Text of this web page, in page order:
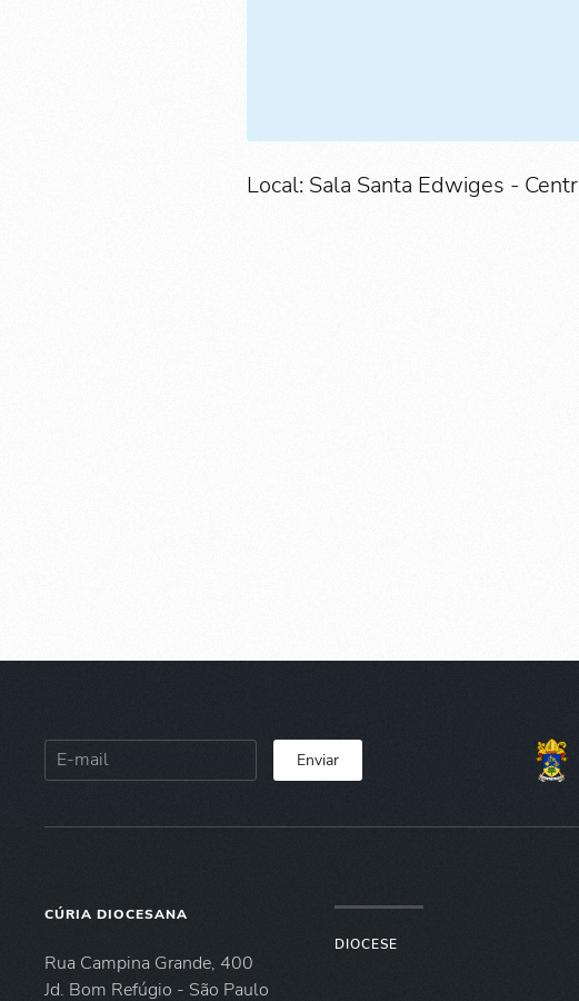
Local: Sala Santa Edwiges -
Enviar
CÚRIA DIOCESANA
Rua Campina Grande, 400
Jd. Bom Refúgio - São Paulo
DIOCESE